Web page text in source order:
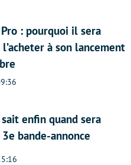
: pourquoi il sera
à son lancement
enfin quand sera
bande-annonce